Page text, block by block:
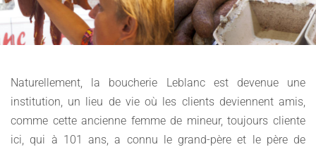
Naturellement, la boucherie Leblanc est devenue une
institution, un lieu de vie où les clients deviennent amis,
comme cette ancienne femme de mineur, toujours cliente
ici, qui à 101 ans, a connu le grand-père et le père de